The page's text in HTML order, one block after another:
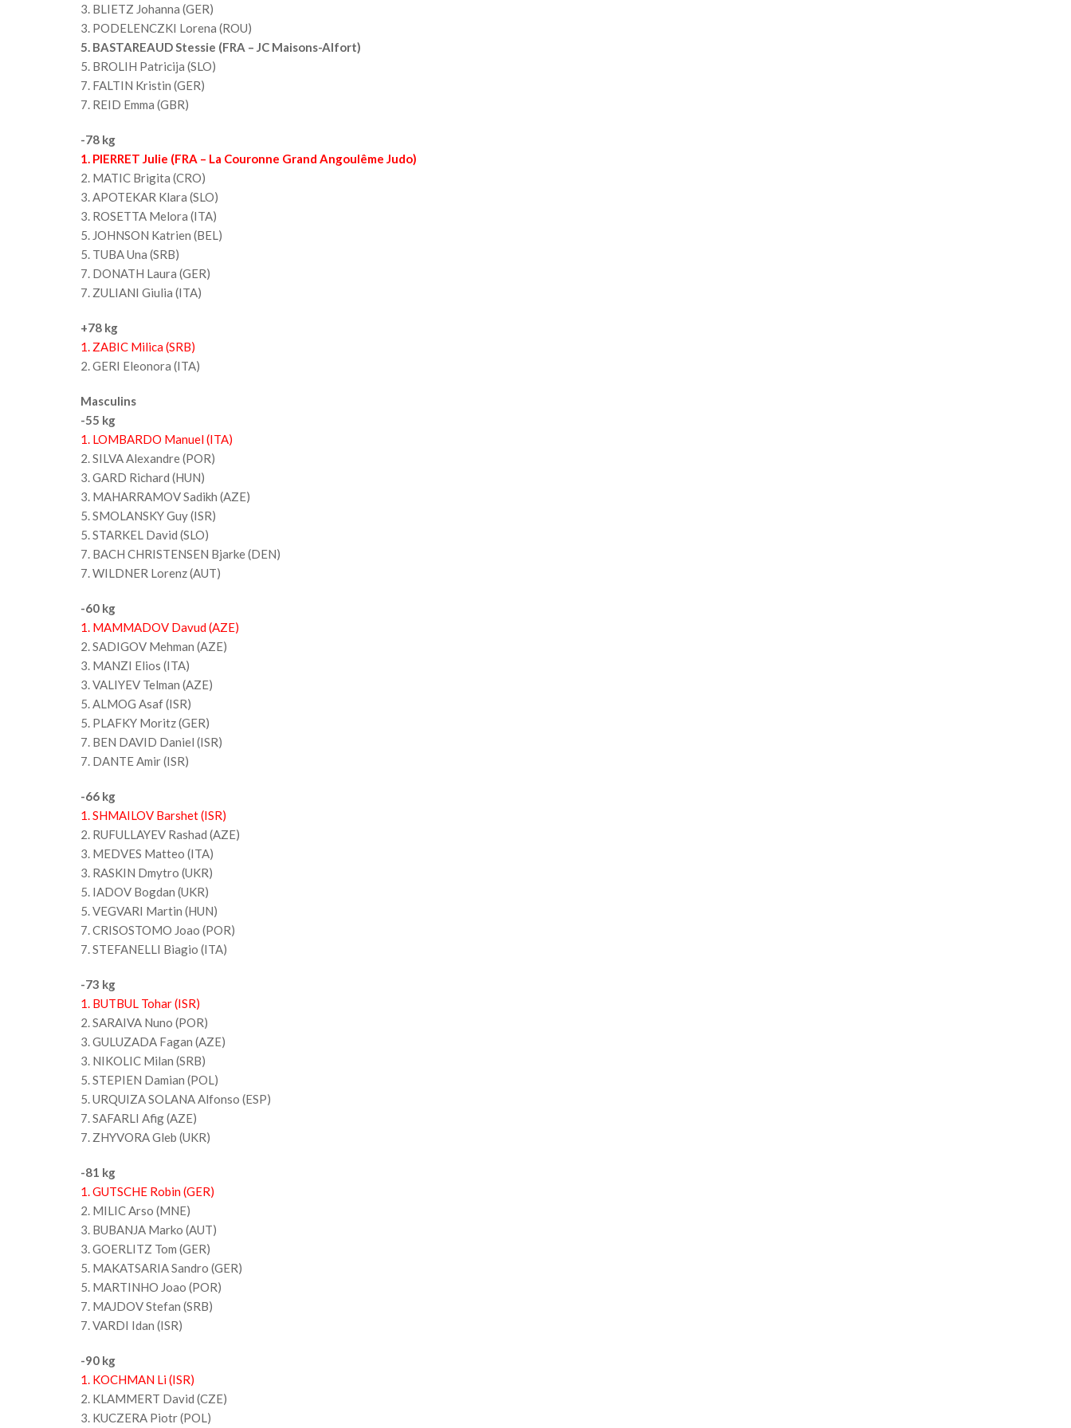
3. BLIETZ Johanna (GER)
3. PODELENCZKI Lorena (ROU)
5. BASTAREAUD Stessie (FRA – JC Maisons-Alfort)
5. BROLIH Patricija (SLO)
7. FALTIN Kristin (GER)
7. REID Emma (GBR)
-78 kg
1. PIERRET Julie (FRA – La Couronne Grand Angoulême Judo)
2. MATIC Brigita (CRO)
3. APOTEKAR Klara (SLO)
3. ROSETTA Melora (ITA)
5. JOHNSON Katrien (BEL)
5. TUBA Una (SRB)
7. DONATH Laura (GER)
7. ZULIANI Giulia (ITA)
+78 kg
1. ZABIC Milica (SRB)
2. GERI Eleonora (ITA)
Masculins
-55 kg
1. LOMBARDO Manuel (ITA)
2. SILVA Alexandre (POR)
3. GARD Richard (HUN)
3. MAHARRAMOV Sadikh (AZE)
5. SMOLANSKY Guy (ISR)
5. STARKEL David (SLO)
7. BACH CHRISTENSEN Bjarke (DEN)
7. WILDNER Lorenz (AUT)
-60 kg
1. MAMMADOV Davud (AZE)
2. SADIGOV Mehman (AZE)
3. MANZI Elios (ITA)
3. VALIYEV Telman (AZE)
5. ALMOG Asaf (ISR)
5. PLAFKY Moritz (GER)
7. BEN DAVID Daniel (ISR)
7. DANTE Amir (ISR)
-66 kg
1. SHMAILOV Barshet (ISR)
2. RUFULLAYEV Rashad (AZE)
3. MEDVES Matteo (ITA)
3. RASKIN Dmytro (UKR)
5. IADOV Bogdan (UKR)
5. VEGVARI Martin (HUN)
7. CRISOSTOMO Joao (POR)
7. STEFANELLI Biagio (ITA)
-73 kg
1. BUTBUL Tohar (ISR)
2. SARAIVA Nuno (POR)
3. GULUZADA Fagan (AZE)
3. NIKOLIC Milan (SRB)
5. STEPIEN Damian (POL)
5. URQUIZA SOLANA Alfonso (ESP)
7. SAFARLI Afig (AZE)
7. ZHYVORA Gleb (UKR)
-81 kg
1. GUTSCHE Robin (GER)
2. MILIC Arso (MNE)
3. BUBANJA Marko (AUT)
3. GOERLITZ Tom (GER)
5. MAKATSARIA Sandro (GER)
5. MARTINHO Joao (POR)
7. MAJDOV Stefan (SRB)
7. VARDI Idan (ISR)
-90 kg
1. KOCHMAN Li (ISR)
2. KLAMMERT David (CZE)
3. KUCZERA Piotr (POL)